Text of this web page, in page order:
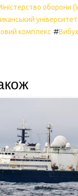
оборони
університет
комплекс #